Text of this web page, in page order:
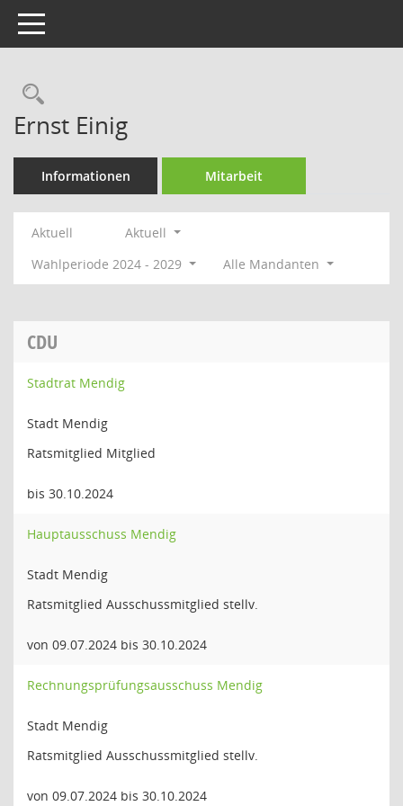
Toggle navigation
Rechercheauswahl
Ernst Einig
Informationen Mitarbeit
Aktuell
Aktuell
Wahlperiode 2024 - 2029
Alle Mandanten
CDU
Stadtrat Mendig
Stadt Mendig
Ratsmitglied Mitglied
bis 30.10.2024
Hauptausschuss Mendig
Stadt Mendig
Ratsmitglied Ausschussmitglied stellv.
von 09.07.2024 bis 30.10.2024
Rechnungsprüfungsausschuss Mendig
Stadt Mendig
Ratsmitglied Ausschussmitglied stellv.
von 09.07.2024 bis 30.10.2024